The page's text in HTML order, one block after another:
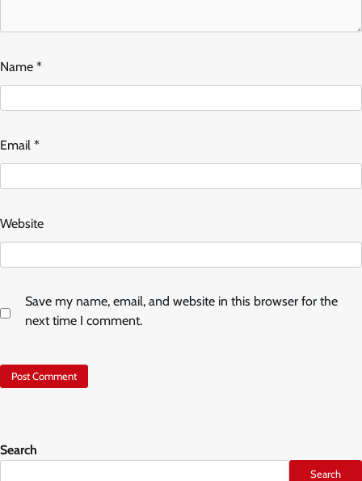
Name *
Email *
Website
Save my name, email, and website in this browser for the
next time I comment.
Search
Search